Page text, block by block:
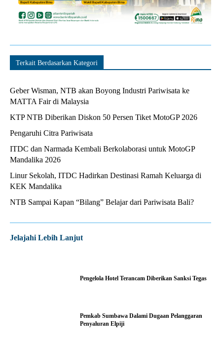
Terkait Berdasarkan Kategori
Geber Wisman, NTB akan Boyong Industri Pariwisata ke
MATTA Fair di Malaysia
KTP NTB Diberikan Diskon 50 Persen Tiket MotoGP 2026
Pengaruhi Citra Pariwisata
ITDC dan Narmada Kembali Berkolaborasi untuk MotoGP
Mandalika 2026
Linur Sekolah, ITDC Hadirkan Destinasi Ramah Keluarga di
KEK Mandalika
NTB Sampai Kapan “Bilang” Belajar dari Pariwisata Bali?
Jelajahi Lebih Lanjut
Pengelola Hotel Terancam Diberikan Sanksi Tegas
Pemkab Sumbawa Dalami Dugaan Pelanggaran
Penyaluran Elpiji